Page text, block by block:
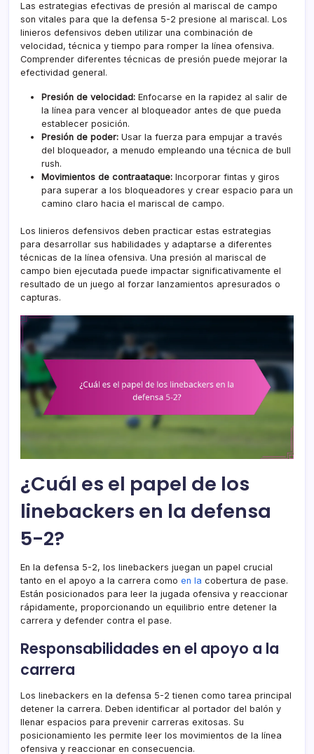
Las estrategias efectivas de presión al mariscal de campo
son vitales para que la defensa 5-2 presione al mariscal. Los
linieros defensivos deben utilizar una combinación de
velocidad, técnica y tiempo para romper la línea ofensiva.
Comprender diferentes técnicas de presión puede mejorar la
efectividad general.
Presión de velocidad: Enfocarse en la rapidez al salir de
la línea para vencer al bloqueador antes de que pueda
establecer posición.
Presión de poder: Usar la fuerza para empujar a través
del bloqueador, a menudo empleando una técnica de bull
rush.
Movimientos de contraataque: Incorporar fintas y giros
para superar a los bloqueadores y crear espacio para un
camino claro hacia el mariscal de campo.
Los linieros defensivos deben practicar estas estrategias
para desarrollar sus habilidades y adaptarse a diferentes
técnicas de la línea ofensiva. Una presión al mariscal de
campo bien ejecutada puede impactar significativamente el
resultado de un juego al forzar lanzamientos apresurados o
capturas.
¿Cuál es el papel de los
linebackers en la defensa
5-2?
En la defensa 5-2, los linebackers juegan un papel crucial
tanto en el apoyo a la carrera como en la cobertura de pase.
Están posicionados para leer la jugada ofensiva y reaccionar
rápidamente, proporcionando un equilibrio entre detener la
carrera y defender contra el pase.
Responsabilidades en el apoyo a la
carrera
Los linebackers en la defensa 5-2 tienen como tarea principal
detener la carrera. Deben identificar al portador del balón y
llenar espacios para prevenir carreras exitosas. Su
posicionamiento les permite leer los movimientos de la línea
ofensiva y reaccionar en consecuencia.